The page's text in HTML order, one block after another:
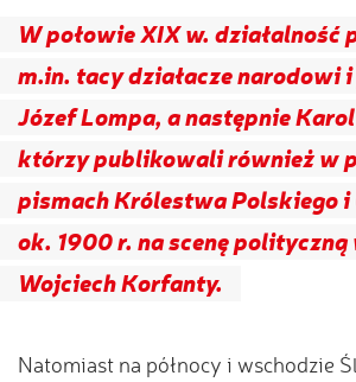
W połowie XIX w.
m.in. tacy działacze narodowi
Józef Lompa, a następnie
którzy publikowali również w
pismach Królestwa Polskiego
ok. 1900 r. na scenę
Wojciech Korfanty.
Natomiast na północy i wschodzie